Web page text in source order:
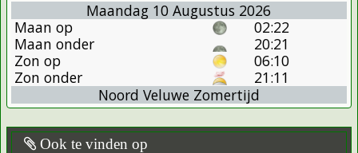
Maandag 10 Augustus 2026
Maan op
02:22
Maan onder
20:21
Zon op
06:10
Zon onder
21:11
Noord Veluwe Zomertijd
Ook te vinden op